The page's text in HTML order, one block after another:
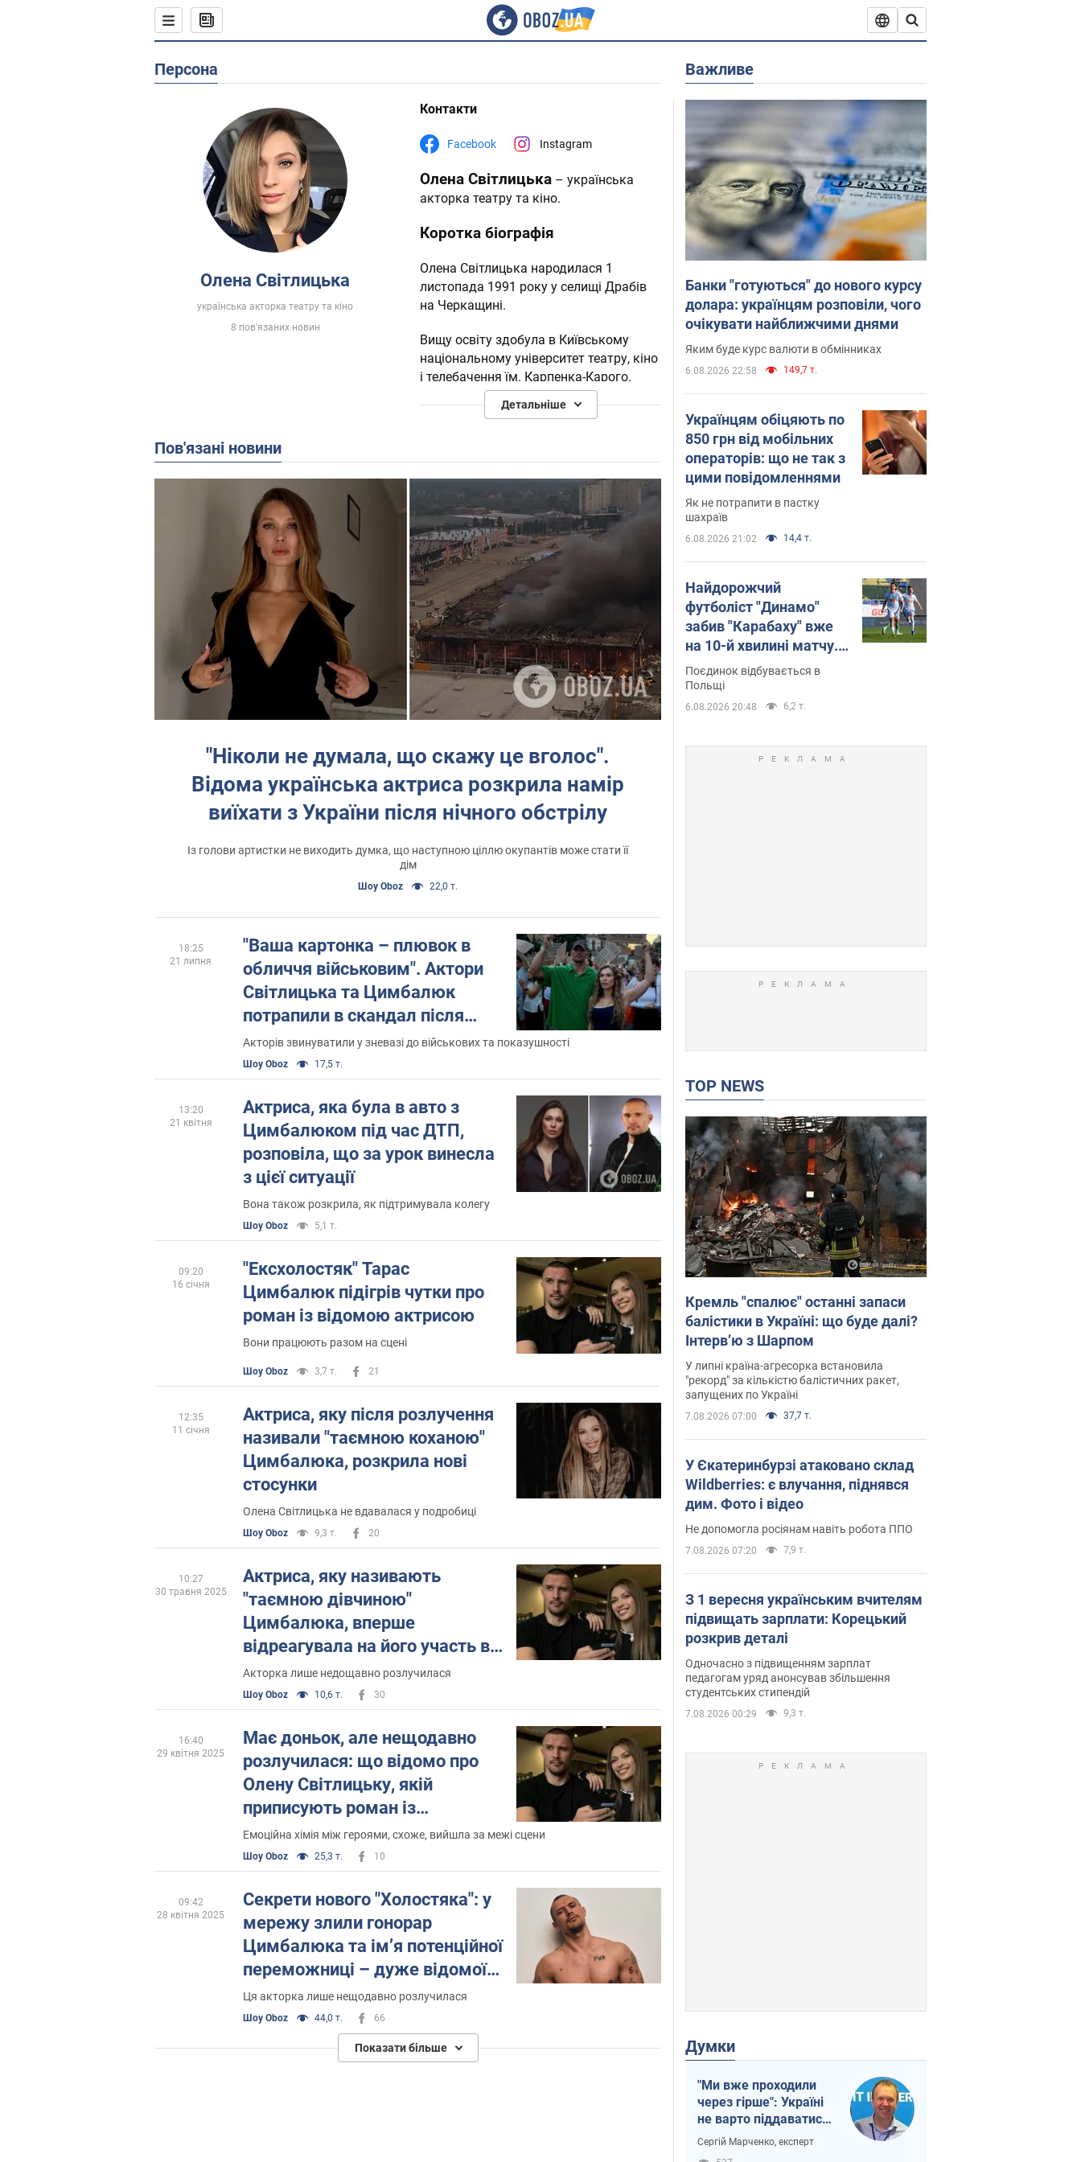
Персона
Олена Світлицька
українська акторка театру та кіно
8 пов'язаних новин
Контакти
Facebook Instagram
Олена Світлицька – українська
акторка театру та кіно.
Коротка біографія
Олена Світлицька народилася 1
листопада 1991 року у селищі Драбів
на Черкащині.
Вищу освіту здобула в Київському
національному університет театру, кіно
і телебачення їм. Карпенка-Карого.
Навчалася на кінофакультеті за
спеціальністю диктор та ведуча
З 2011 року почала грати ролі в
телесеріалах та великому кіно.
Особисте життя
Світлицька розлучена. Виховує двох
дітей.
Детальніше
Пов'язані новини
"Ніколи не думала, що скажу це вголос".
Відома українська актриса розкрила намір
виїхати з України після нічного обстрілу
Із голови артистки не виходить думка, що наступною ціллю окупантів може стати її
дім
Шоу Oboz 22,0 т.
"Ваша картонка – плювок в
обличчя військовим". Актори
Світлицька та Цимбалюк
потрапили в скандал після
участі в мітингу
Акторів звинуватили у зневазі до військових та показушності
Шоу Oboz 17,5 т.
18:25
21 липня
Актриса, яка була в авто з
Цимбалюком під час ДТП,
розповіла, що за урок винесла
з цієї ситуації
Вона також розкрила, як підтримувала колегу
Шоу Oboz 5,1 т.
13:20
21 квітня
"Ексхолостяк" Тарас
Цимбалюк підігрів чутки про
роман із відомою актрисою
Вони працюють разом на сцені
Шоу Oboz 3,7 т. 21
09:20
16 січня
Актриса, яку після розлучення
називали "таємною коханою"
Цимбалюка, розкрила нові
стосунки
Олена Світлицька не вдавалася у подробиці
Шоу Oboz 9,3 т. 20
12:35
11 січня
Актриса, яку називають
"таємною дівчиною"
Цимбалюка, вперше
відреагувала на його участь в
"Холостяку" та пояснила,
звідки взялися чутки
Акторка лише недощавно розлучилася
Шоу Oboz 10,6 т. 30
10:27
30 травня 2025
Має доньок, але нещодавно
розлучилася: що відомо про
Олену Світлицьку, якій
приписують роман із
Цимбалюком, і як вона реагує
на чутки
Емоційна хімія між героями, схоже, вийшла за межі сцени
Шоу Oboz 25,3 т. 10
16:40
29 квітня 2025
Секрети нового "Холостяка": у
мережу злили гонорар
Цимбалюка та імʼя потенційної
переможниці – дуже відомої
актриси
Ця акторка лише нещодавно розлучилася
Шоу Oboz 44,0 т. 66
09:42
28 квітня 2025
Показати більше
Важливе
Банки "готуються" до нового курсу
долара: українцям розповіли, чого
очікувати найближчими днями
Яким буде курс валюти в обмінниках
6.08.2026 22:58 149,7 т.
Українцям обіцяють по
850 грн від мобільних
операторів: що не так з
цими повідомленнями
Як не потрапити в пастку
шахраїв
6.08.2026 21:02 14,4 т.
Найдорожчий
футболіст "Динамо"
забив "Карабаху" вже
на 10-й хвилині матчу.
Відео
Поєдинок відбувається в
Польщі
6.08.2026 20:48 6,2 т.
TOP NEWS
Кремль "спалює" останні запаси
балістики в Україні: що буде далі?
Інтерв’ю з Шарпом
У липні країна-агресорка встановила
"рекорд" за кількістю балістичних ракет,
запущених по Україні
7.08.2026 07:00 37,7 т.
У Єкатеринбурзі атаковано склад
Wildberries: є влучання, піднявся
дим. Фото і відео
Не допомогла росіянам навіть робота ППО
7.08.2026 07:20 7,9 т.
З 1 вересня українським вчителям
підвищать зарплати: Корецький
розкрив деталі
Одночасно з підвищенням зарплат
педагогам уряд анонсував збільшення
студентських стипендій
7.08.2026 00:29 9,3 т.
Думки
"Ми вже проходили
через гірше": Україні
не варто піддаватися
зневірі через
Сергій Марченко, експерт